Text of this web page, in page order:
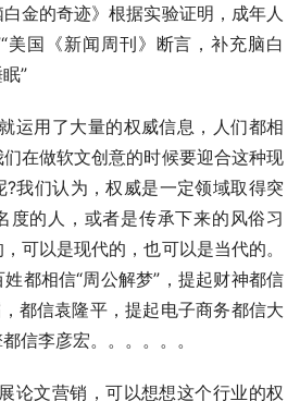
金的奇迹》根据实验证明，成年人
美国《新闻周刊》断言，补充脑白
”
在做软文创意的时候要迎合这种现
我们认为，权威是一定领域取得突
度的人，或者是传承下来的风俗习
可以是现代的，也可以是当代的。
都相信“周公解梦”，提起财神都信
都信袁隆平，提起电子商务都信大
信李彦宏。。。。。。